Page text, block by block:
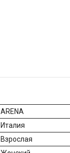
ARENA
Италия
Взрослая